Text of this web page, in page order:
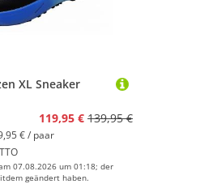
XL Sneaker
119,95 € 139,95 €
€ / paar
07.08.2026 um 01:18; der
geändert haben.